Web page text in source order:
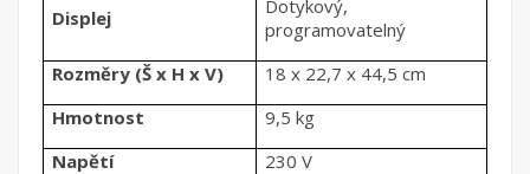
Displej
Dotykový,
programovatelný
Rozměry (Š x H x V)
18 x 22,7 x 44,5 cm
Hmotnost
9,5 kg
Napětí
230 V